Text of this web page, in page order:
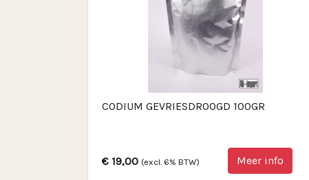
CODIUM GEVRIESDROOGD 100GR
€ 19,00 (excl. 6% BTW) Meer info